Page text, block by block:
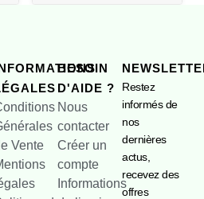
Vente
BESOIN
D'AIDE ?
Nous
contacter
Créer un
compte
Informations
Restez
informés de
nos
dernières
actus,
recevez des
offres